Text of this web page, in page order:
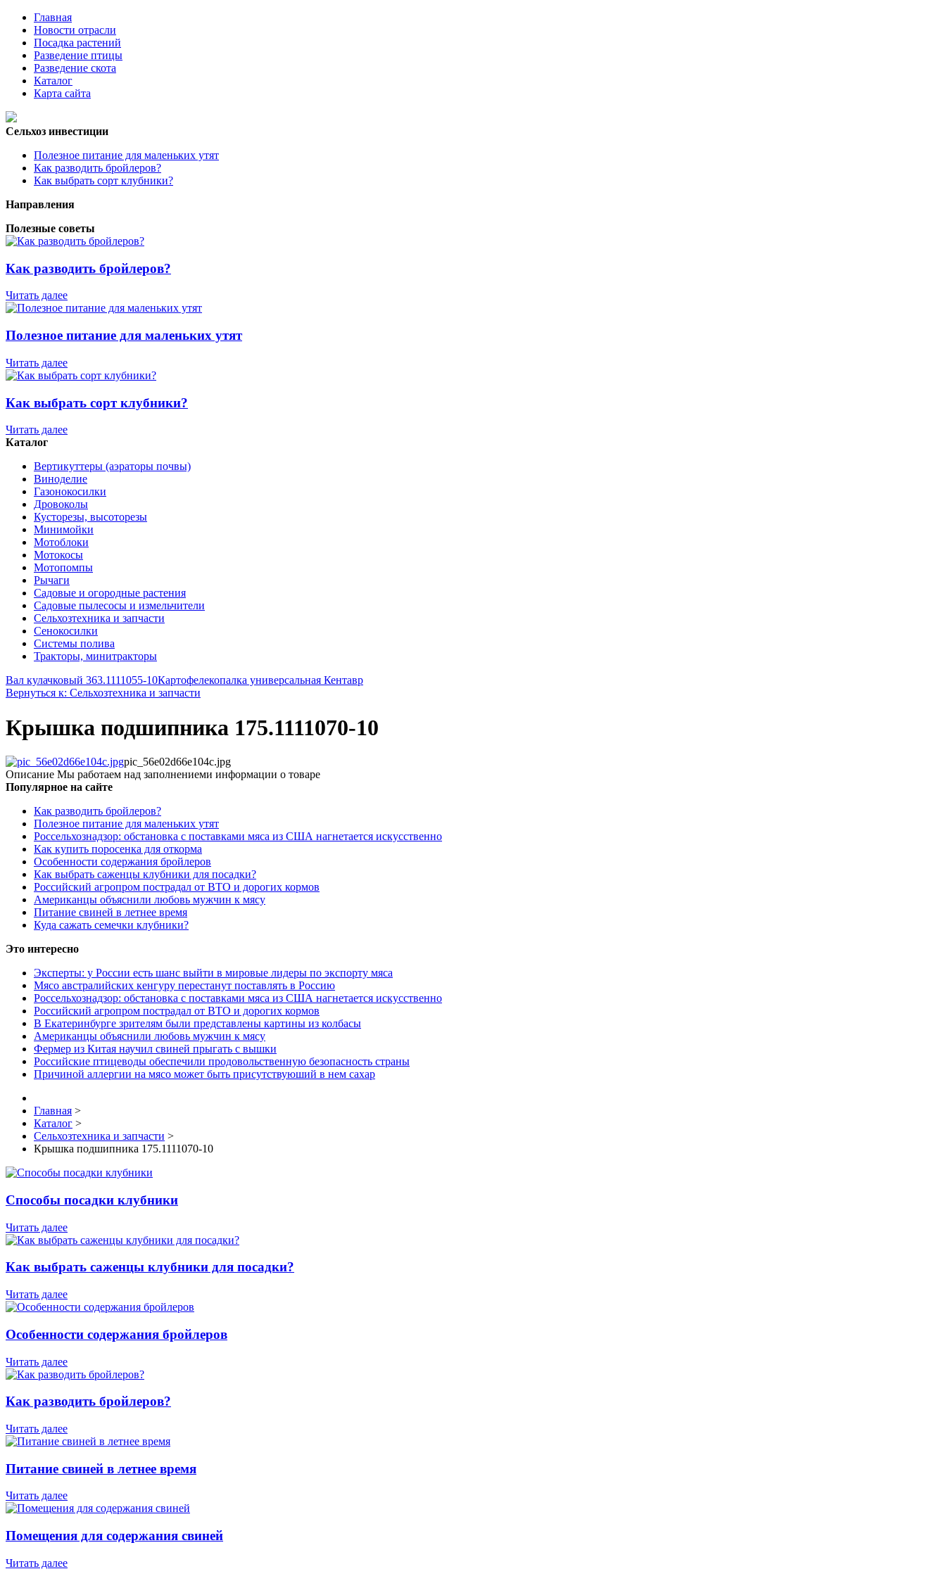
Главная
Новости отрасли
Посадка растений
Разведение птицы
Разведение скота
Каталог
Карта сайта
Сельхоз инвестиции
Полезное питание для маленьких утят
Как разводить бройлеров?
Как выбрать сорт клубники?
Направления
Полезные советы
Как разводить бройлеров?
Читать далее
Полезное питание для маленьких утят
Читать далее
Как выбрать сорт клубники?
Читать далее
Каталог
Вертикуттеры (аэраторы почвы)
Виноделие
Газонокосилки
Дровоколы
Кусторезы, высоторезы
Минимойки
Мотоблоки
Мотокосы
Мотопомпы
Рычаги
Садовые и огородные растения
Садовые пылесосы и измельчители
Сельхозтехника и запчасти
Сенокосилки
Системы полива
Тракторы, минитракторы
Вал кулачковый 363.1111055-10Картофелекопалка универсальная Кентавр
Вернуться к: Сельхозтехника и запчасти
Крышка подшипника 175.1111070-10
pic_56e02d66e104c.jpg
Описание Мы работаем над заполнениеми информации о товаре
Популярное на сайте
Как разводить бройлеров?
Полезное питание для маленьких утят
Россельхознадзор: обстановка с поставками мяса из США нагнетается искусственно
Как купить поросенка для откорма
Особенности содержания бройлеров
Как выбрать саженцы клубники для посадки?
Российский агропром пострадал от ВТО и дорогих кормов
Американцы объяснили любовь мужчин к мясу
Питание свиней в летнее время
Куда сажать семечки клубники?
Это интересно
Эксперты: у России есть шанс выйти в мировые лидеры по экспорту мяса
Мясо австралийских кенгуру перестанут поставлять в Россию
Россельхознадзор: обстановка с поставками мяса из США нагнетается искусственно
Российский агропром пострадал от ВТО и дорогих кормов
В Екатеринбурге зрителям были представлены картины из колбасы
Американцы объяснили любовь мужчин к мясу
Фермер из Китая научил свиней прыгать с вышки
Российские птицеводы обеспечили продовольственную безопасность страны
Причиной аллергии на мясо может быть присутствуюший в нем сахар
Главная >
Каталог >
Сельхозтехника и запчасти >
Крышка подшипника 175.1111070-10
Способы посадки клубники
Читать далее
Как выбрать саженцы клубники для посадки?
Читать далее
Особенности содержания бройлеров
Читать далее
Как разводить бройлеров?
Читать далее
Питание свиней в летнее время
Читать далее
Помещения для содержания свиней
Читать далее